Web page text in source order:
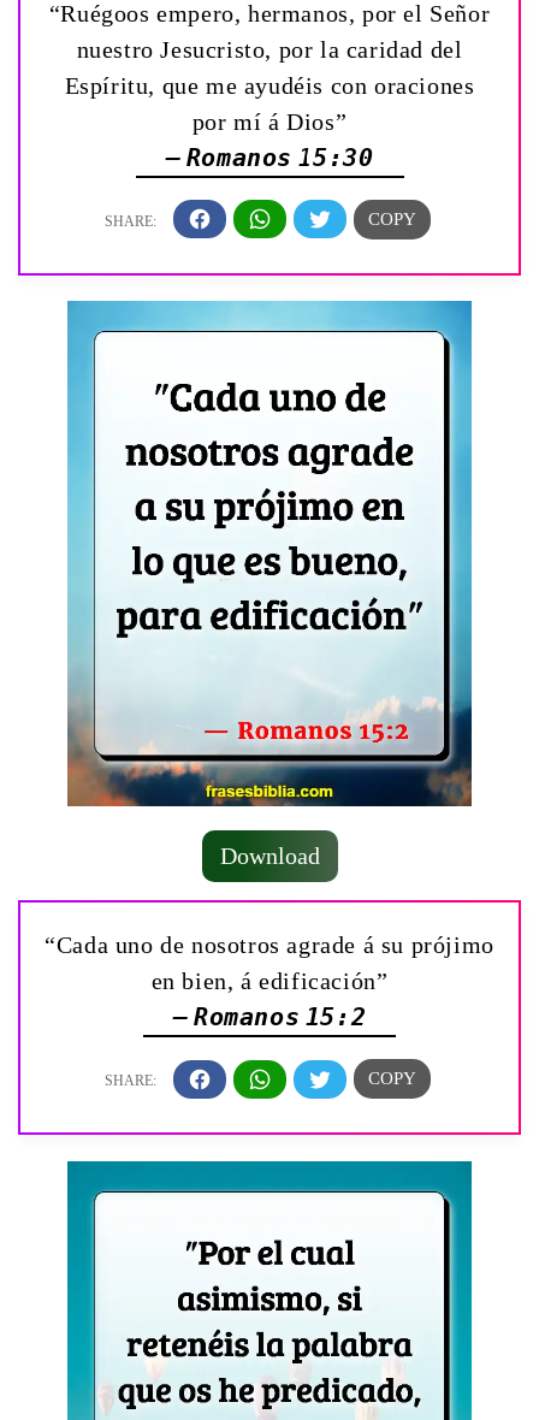
“Ruégoos empero, hermanos, por el Señor
nuestro Jesucristo, por la caridad del
Espíritu, que me ayudéis con oraciones
por mí á Dios”
— Romanos 15:30
Download
“Cada uno de nosotros agrade á su prójimo
en bien, á edificación”
— Romanos 15:2